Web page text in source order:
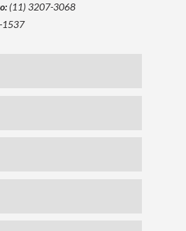
(11) 3207-3068
1537